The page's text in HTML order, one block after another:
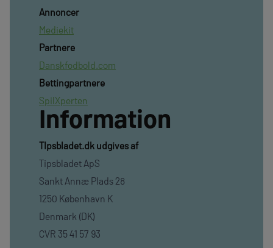
Annoncer
Mediekit
Partnere
Danskfodbold.com
Bettingpartnere
SpilXperten
Information
TIpsbladet.dk udgives af
Tipsbladet ApS
Sankt Annæ Plads 28
1250 København K
Denmark (DK)
CVR 35 41 57 93